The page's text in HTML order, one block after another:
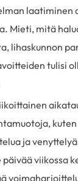
laatiminen
Mieti, mitä
lihaskunnon
tulisi
ja
viikossa